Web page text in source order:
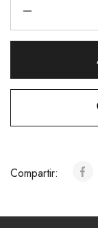
Compartir: